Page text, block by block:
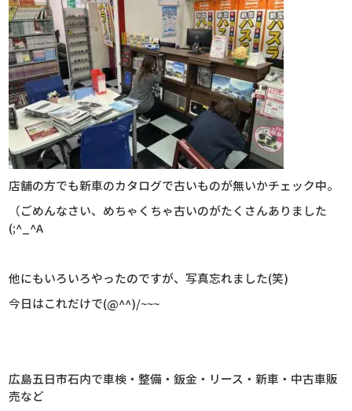
店舗の方でも新車のカタログで古いものが無いかチェック中。
（ごめんなさい、めちゃくちゃ古いのがたくさんありました
(;^_^A
他にもいろいろやったのですが、写真忘れました(笑)
今日はこれだけで(@^^)/~~~
広島五日市石内で車検・整備・鈑金・リース・新車・中古車販
売など